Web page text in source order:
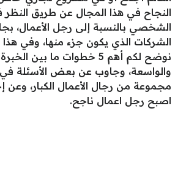
النجاح في هذا المجال عن طريق النظر
الشخصي بالنسبة إلى رجل الأعمال،
الشركات الذي يكون جزء منها، وفي
نوضح لكم أهم 5 خطوات ما بين
والواسعة، وجاوب عن بعض الأسئلة في
مجموعة من رجال الأعمال الكبار، وعن
اصبح رجل اعمال ناجح.